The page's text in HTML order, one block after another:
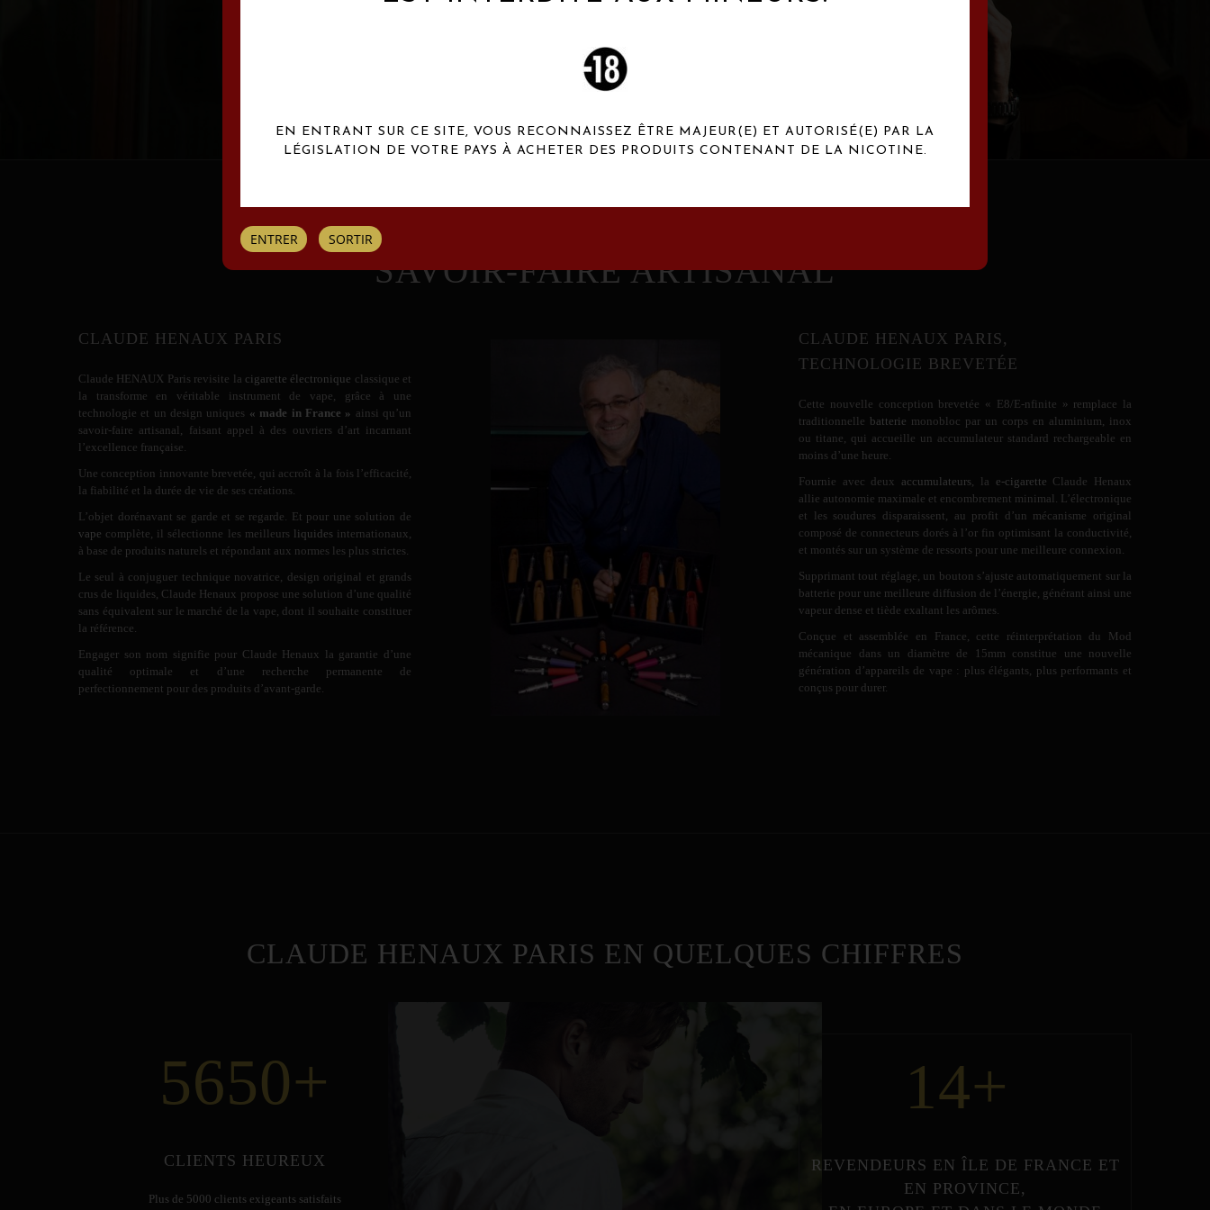
SAVOIR-FAIRE ARTISANAL
CLAUDE HENAUX PARIS
Claude HENAUX Paris revisite la cigarette électronique classique et
la transforme en véritable instrument de vape, grâce à une
technologie et un design uniques « made in France » ainsi qu’un
savoir-faire artisanal, faisant appel à des ouvriers d’art incarnant
l’excellence française.
Une conception innovante brevetée, qui accroît à la fois l’efficacité,
la fiabilité et la durée de vie de ses créations.
L’objet dorénavant se garde et se regarde. Et pour une solution de
vape complète, il sélectionne les meilleurs liquidesinternationaux,
à base de produits naturels et répondant aux normes les plus strictes.
Le seul à conjuguer technique novatrice, design original et grands
crus de liquides, Claude Henaux propose une solution d’une qualité
sans équivalent sur le marché de la vape, dont il souhaite constituer
la référence.
Engager son nom signifie pour Claude Henaux la garantie d’une
qualité optimale et d’une recherche permanente de
perfectionnement pour des produits d’avant-garde.
CLAUDE HENAUX PARIS,
TECHNOLOGIE BREVETÉE
Cette nouvelle conception brevetée « E8/E-nfinite » remplace la
traditionnelle batterie monobloc par un corps en aluminium, inox
ou titane, qui accueille un accumulateur standard rechargeable en
moins d’une heure.
Fournie avec deux accumulateurs , la e-cigarette Claude Henaux
allie autonomie maximale et encombrement minimal. L’électronique
et les soudures disparaissent, au profit d’un mécanisme original
composé de connecteurs dorés à l’or fin optimisant la conductivité,
et montés sur un système de ressorts pour une meilleure connexion.
Supprimant tout réglage, un bouton s’ajuste automatiquement sur la
batterie pour une meilleure diffusion de l’énergie, générant ainsi une
vapeur dense et tiède exaltant les arômes.
Conçue et assemblée en France, cette réinterprétation du Mod
mécanique dans un diamètre de 15mm constitue une nouvelle
génération d’appareils de vape : plus élégants, plus performants et
conçus pour durer.
CLAUDE HENAUX PARIS EN QUELQUES CHIFFRES
5650+
CLIENTS HEUREUX
Plus de 5000 clients exigeants satisfaits
14+
REVENDEURS EN ÎLE DE FRANCE ET
EN PROVINCE,
EN ENTRANT SUR CE SITE, VOUS RECONNAISSEZ ÊTRE MAJEUR(E) ET AUTORISÉ(E) PAR LA
LÉGISLATION DE VOTRE PAYS À ACHETER DES PRODUITS CONTENANT DE LA NICOTINE.
ENTRER SORTIR